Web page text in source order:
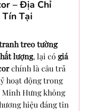
– Địa Chỉ
Tín Tại
treo tường
lượng, lại có giá
chính là câu trả
hoạt động trong
Hưng không
hiệu đáng tin